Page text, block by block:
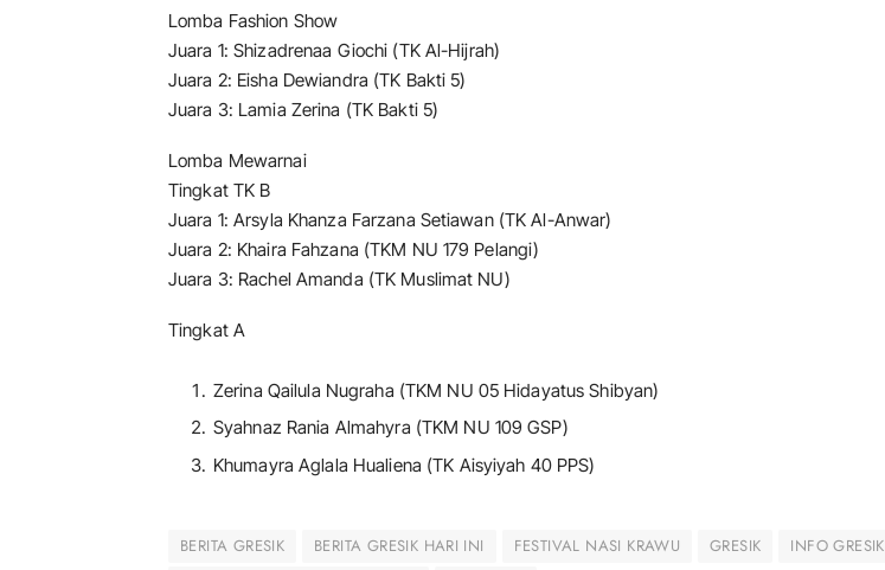
Lomba Fashion Show
Juara 1: Shizadrenaa Giochi (TK Al-Hijrah)
Juara 2: Eisha Dewiandra (TK Bakti 5)
Juara 3: Lamia Zerina (TK Bakti 5)
Lomba Mewarnai
Tingkat TK B
Juara 1: Arsyla Khanza Farzana Setiawan (TK Al-Anwar)
Juara 2: Khaira Fahzana (TKM NU 179 Pelangi)
Juara 3: Rachel Amanda (TK Muslimat NU)
Tingkat A
Zerina Qailula Nugraha (TKM NU 05 Hidayatus Shibyan)
Syahnaz Rania Almahyra (TKM NU 109 GSP)
Khumayra Aglala Hualiena (TK Aisyiyah 40 PPS)
BERITA GRESIK BERITA GRESIK HARI INI FESTIVAL NASI KRAWU GRESIK
INFO GRESIK